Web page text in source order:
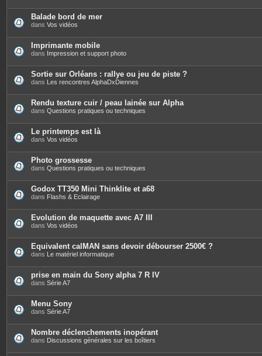
t
Balade bord de mer
dans Vos vidéos
Imprimante mobile
dans Impression et support photo
Sortie sur Orléans : rallye ou jeu de piste ?
dans Les rencontres AlphaDxDiennes
Rendu texture cuir / peau lainée sur Alpha
dans Questions pratiques ou techniques
Le printemps est là
dans Vos vidéos
Photo grossesse
dans Questions pratiques ou techniques
Godox TT350 Mini Thinklite et a68
dans Flashs & Eclairage
Evolution de maquette avec A7 III
dans Vos vidéos
Equivalent calMAN sans devoir débourser 2500€ ?
dans Le matériel informatique
prise en main du Sony alpha 7 R IV
dans Série A7
Menu Sony
dans Série A7
Nombre déclenchements inopérant
dans Discussions générales sur les boîtiers